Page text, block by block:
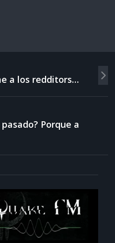
a los redditors…
Porque a